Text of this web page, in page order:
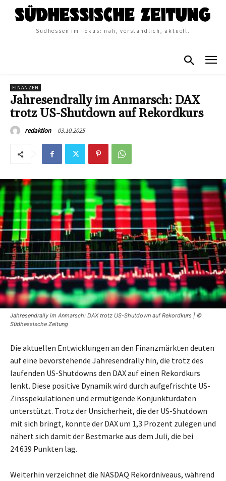
Südhessen im Fokus: nah, verständlich, aktuell.
FINANZEN
Jahresendrally im Anmarsch: DAX
trotz US-Shutdown auf Rekordkurs
redaktion 03.10.2025
Jahresendrally im Anmarsch: DAX trotz US-Shutdown auf Rekordkurs | ©
Südhessische Zeitung
Die aktuellen Entwicklungen an den Finanzmärkten deuten
auf eine bevorstehende Jahresendrally hin, die trotz des
laufenden US-Shutdowns den DAX auf einen Rekordkurs
lenkt. Diese positive Dynamik wird durch aufgefrischte US-
Zinsspekulationen und ermutigende Konjunkturdaten
unterstützt. Trotz der Unsicherheit, die der US-Shutdown
mit sich bringt, konnte der DAX um 1,3 Prozent zulegen und
nähert sich damit der Bestmarke aus dem Juli, die bei
24.639 Punkten lag.
Weiterhin verzeichnet die NASDAQ Rekordniveaus, während